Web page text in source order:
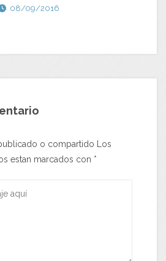
08/09/2016
o compartido Los
estan marcados con *